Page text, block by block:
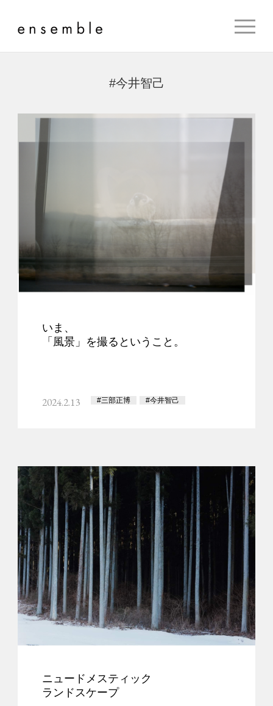
#今井智己
いま、
「風景」を撮るということ。
2024.2.13 #三部正博 #今井智己
ニュードメスティック
ランドスケープ